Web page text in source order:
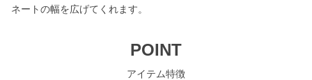
ネートの幅を広げてくれます。
POINT
アイテム特徴